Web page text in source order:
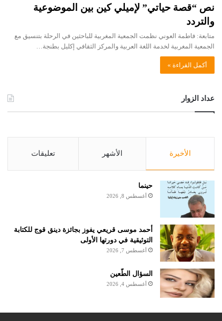
نص “قصة حياتي” لإميلي كين بين الموضوعية
والتردد
متابعة: فاطمة العوني نظمت الجمعية المغربية للباحثين في الرحلة بتنسيق مع
الجمعية المغربية لخدمة اللغة العربية والمركز الثقافي إكليل بطنجة…
أكمل القراءة »
عداد الزوار
الأخيرة الأشهر تعليقات
حينما
أغسطس 8, 2026
أحمد موسى قريعي يفوز بجائزة دينق قوج للكتابة
التوثيقية في دورتها الأولى
أغسطس 7, 2026
السؤال الطّعين
أغسطس 4, 2026